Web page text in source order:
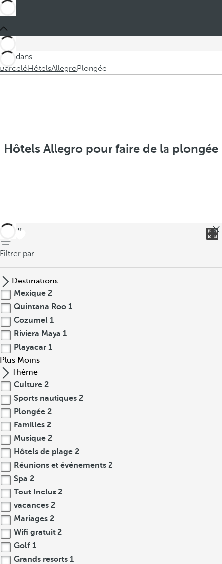
Ces dans
BarcelóHôtelsAllegroPlongée
Hôtels Allegro pour faire de la plongée
retour
Filtrer par
Destinations
Mexique 2
Quintana Roo 1
Cozumel 1
Riviera Maya 1
Playacar 1
Plus Moins
Thème
Culture 2
Sports nautiques 2
Plongée 2
Familles 2
Musique 2
Hôtels de plage 2
Réunions et événements 2
Spa 2
Tout Inclus 2
vacances 2
Mariages 2
Wifi gratuit 2
Golf 1
Grands resorts 1